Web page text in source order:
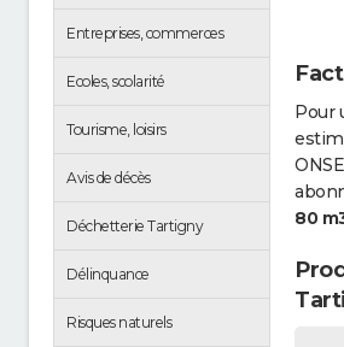
Entreprises, commerces
Ecoles, scolarité
Tourisme, loisirs
Avis de décès
Déchetterie Tartigny
Délinquance
Risques naturels
Pour
80